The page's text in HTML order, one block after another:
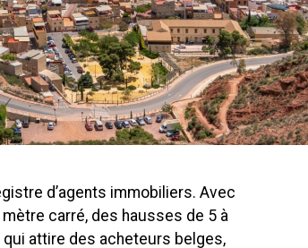
d’agents immobiliers. Avec
carré, des hausses de 5 à
qui attire des acheteurs belges,